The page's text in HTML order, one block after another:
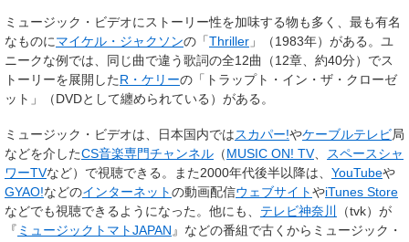
ミュージック・ビデオにストーリー性を加味する物も多く、最も有名
なものにマイケル・ジャクソンの「Thriller 」（1983年）がある。ユ
ニークな例では、同じ曲で違う歌詞の全12曲（12章、約40分）でス
トーリーを展開したR・ケリーの「トラップト・イン・ザ・クローゼ
ット」（DVDとして纏められている）がある。
ミュージック・ビデオは、日本国内ではスカパー!やケーブルテレビ局
などを介したCS音楽専門チャンネル （MUSIC ON! TV、 スペースシャ
ワーTVなど）で視聴できる。また2000年代後半以降は、 YouTubeや
GYAO!などのインターネットの動画配信ウェブサイトやiTunes Store
などでも視聴できるようになった。他にも、 テレビ神奈川
（tvk）が
『 ミュージックトマトJAPAN』などの番組で古くからミュージック・